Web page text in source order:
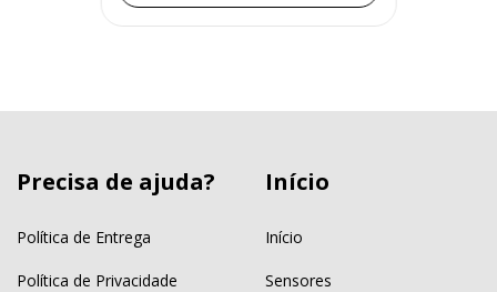
Precisa de ajuda?
Política de Entrega
Política de Privacidade
Início
Início
Sensores